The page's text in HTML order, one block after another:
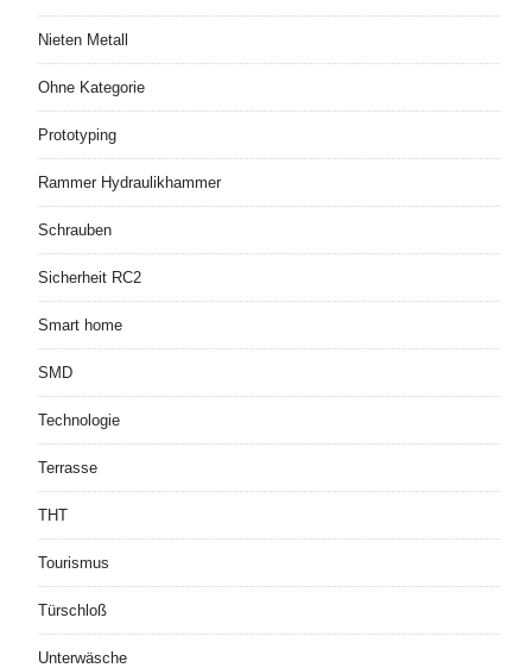
Nieten Metall
Ohne Kategorie
Prototyping
Rammer Hydraulikhammer
Schrauben
Sicherheit RC2
Smart home
SMD
Technologie
Terrasse
THT
Tourismus
Türschloß
Unterwäsche